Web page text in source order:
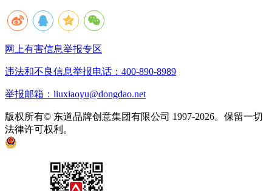
网上有害信息举报专区
违法和不良信息举报电话：400-890-8989
举报邮箱：liuxiaoyu@dongdao.net
版权所有© 东道品牌创意集团有限公司 1997-2026。保留一切
法律许可权利。